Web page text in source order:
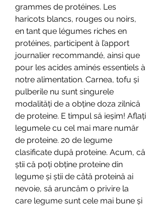
grammes de protéines. Les
haricots blancs, rouges ou noirs,
en tant que légumes riches en
protéines, participent à l’apport
journalier recommandé, ainsi que
pour les acides aminés essentiels à
notre alimentation. Carnea, tofu și
pulberile nu sunt singurele
modalități de a obține doza zilnică
de proteine. E timpul să ieșim! Aflați
legumele cu cel mai mare număr
de proteine. 20 de legume
clasificate după proteine. Acum, că
știi că poți obține proteine din
legume și știi de câtă proteină ai
nevoie, să aruncăm o privire la
care legume sunt cele mai bune și